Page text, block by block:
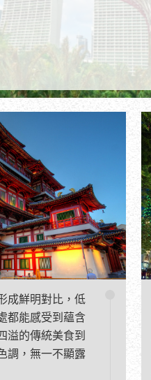
成鮮明對比，低
都能感受到蘊含
溢的傳統美食到
調，無一不顯露